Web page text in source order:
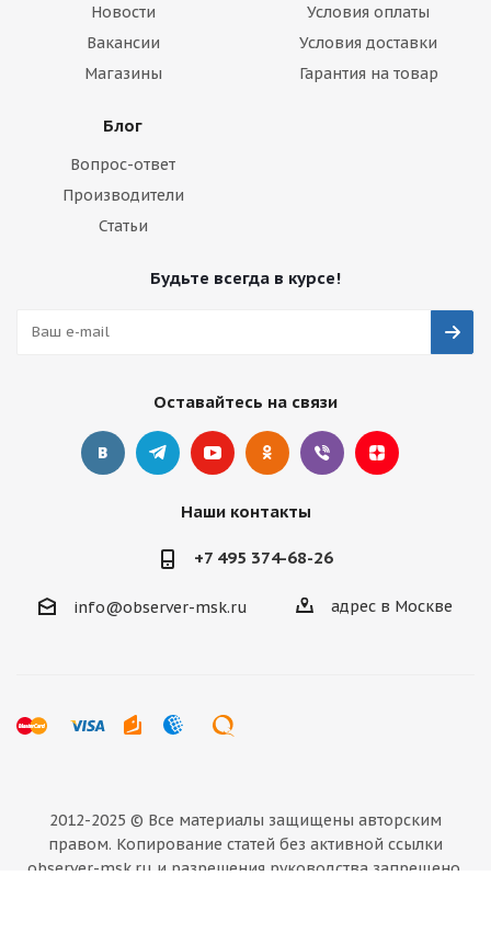
Новости
Вакансии
Магазины
Условия оплаты
Условия доставки
Гарантия на товар
Блог
Вопрос-ответ
Производители
Статьи
Будьте всегда в курсе!
Оставайтесь на связи
Наши контакты
+7 495 374-68-26
info@observer-msk.ru адрес в Москве
2012-2025 © Все материалы защищены авторским
правом. Копирование статей без активной ссылки
observer-msk.ru и разрешения руководства запрещено.